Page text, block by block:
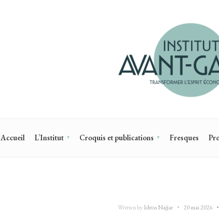
Accueil L’Institut Croquis et publications Fresques
Written byIdriss Najjar • 20 mai 2026 •